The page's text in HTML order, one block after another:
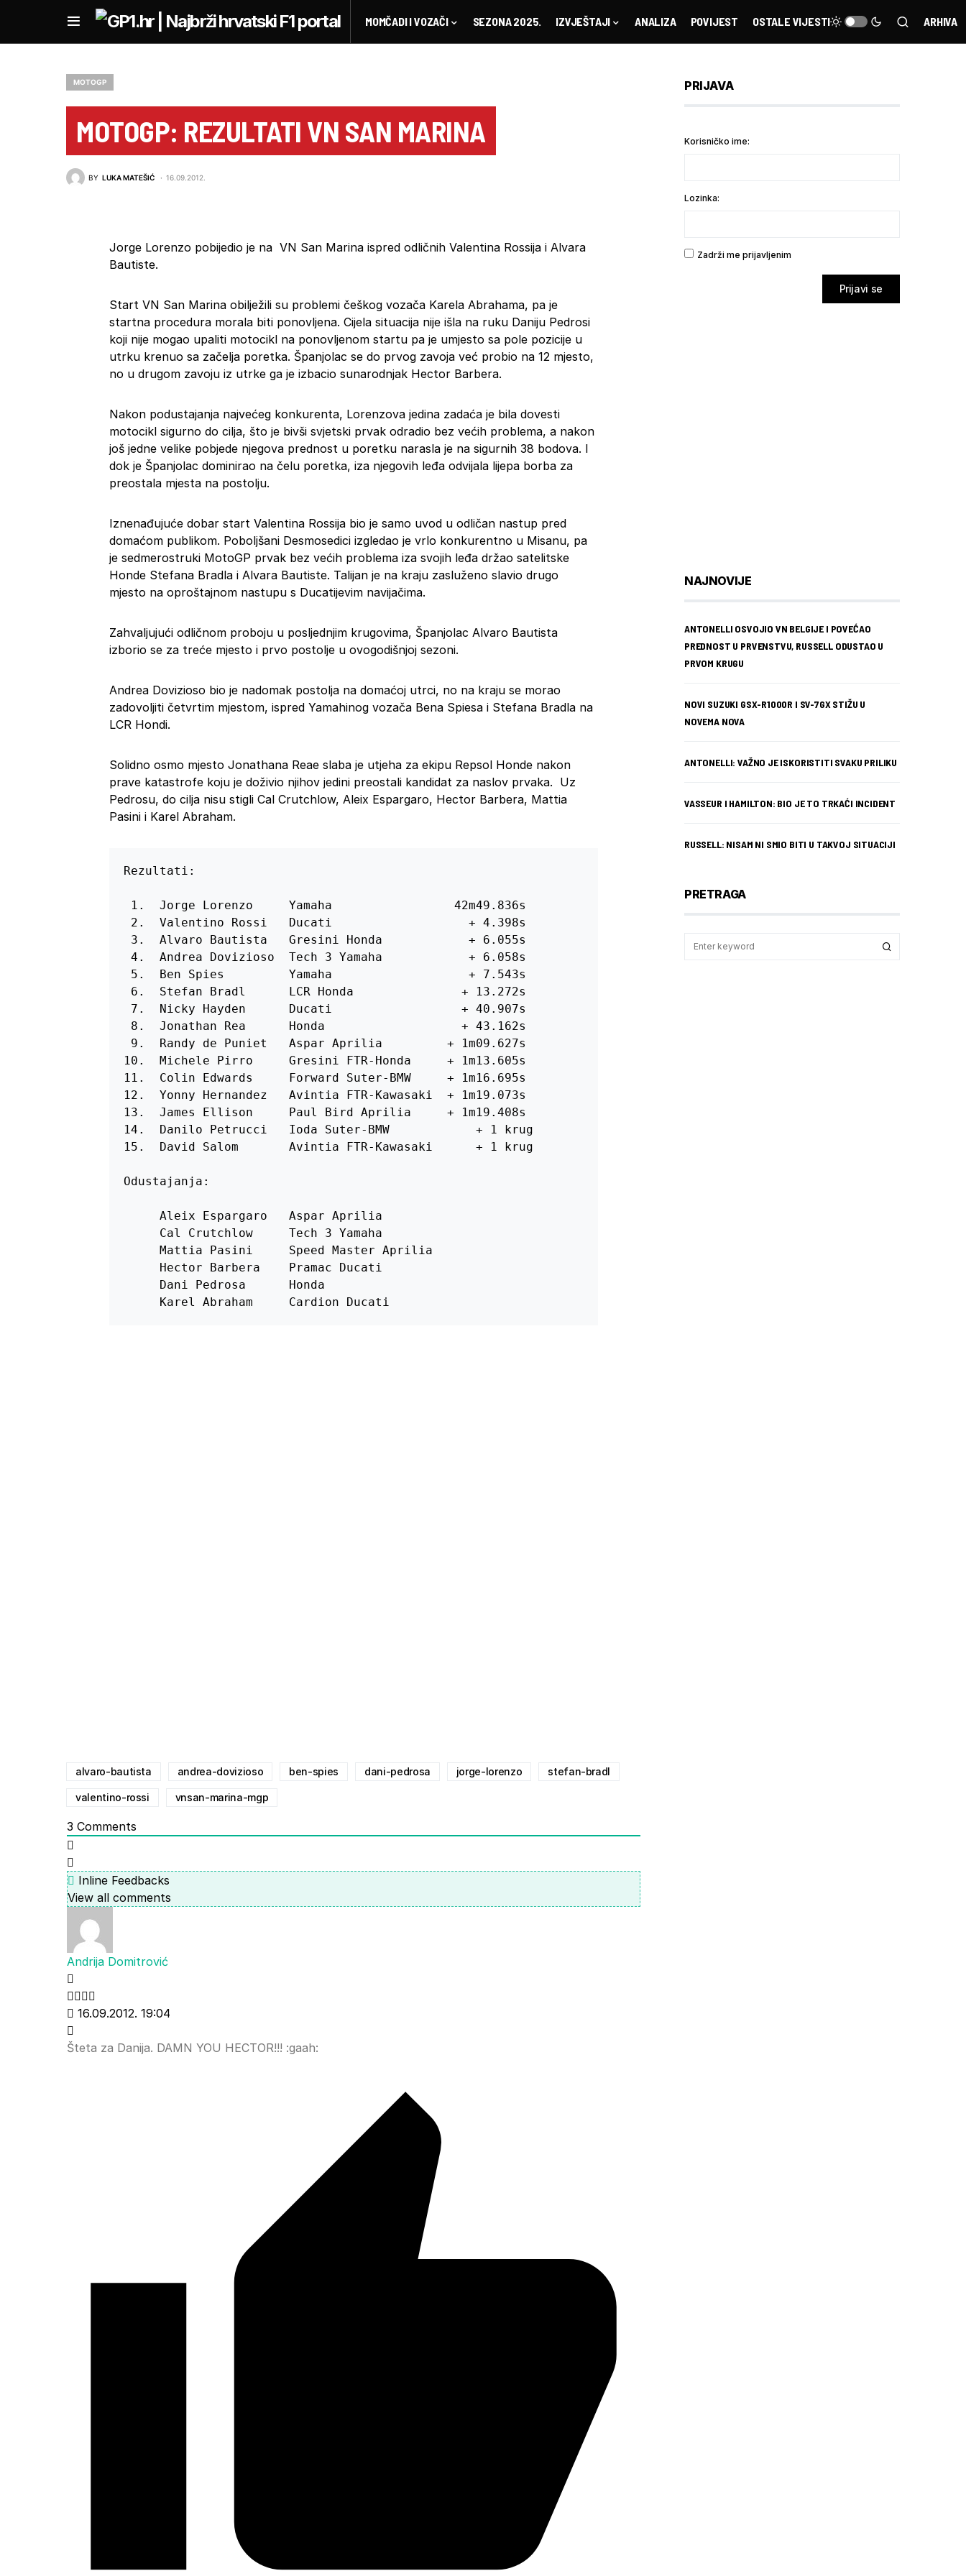
MOMČADI I VOZAČI SEZONA 2025. IZVJEŠTAJI ANALIZA POVIJEST OSTALE VIJESTI ARHIVA
MOTOGP
MOTOGP: REZULTATI VN SAN MARINA
BY LUKA MATEŠIĆ 16.09.2012.
Jorge Lorenzo pobijedio je na VN San Marina ispred odličnih Valentina Rossija i Alvara
Bautiste.
Start VN San Marina obilježili su problemi češkog vozača Karela Abrahama, pa je
startna procedura morala biti ponovljena. Cijela situacija nije išla na ruku Daniju Pedrosi
koji nije mogao upaliti motocikl na ponovljenom startu pa je umjesto sa pole pozicije u
utrku krenuo sa začelja poretka. Španjolac se do prvog zavoja već probio na 12 mjesto,
no u drugom zavoju iz utrke ga je izbacio sunarodnjak Hector Barbera.
Nakon podustajanja najvećeg konkurenta, Lorenzova jedina zadaća je bila dovesti
motocikl sigurno do cilja, što je bivši svjetski prvak odradio bez većih problema, a nakon
još jedne velike pobjede njegova prednost u poretku narasla je na sigurnih 38 bodova. I
dok je Španjolac dominirao na čelu poretka, iza njegovih leđa odvijala lijepa borba za
preostala mjesta na postolju.
Iznenađujuće dobar start Valentina Rossija bio je samo uvod u odličan nastup pred
domaćom publikom. Poboljšani Desmosedici izgledao je vrlo konkurentno u Misanu, pa
je sedmerostruki MotoGP prvak bez većih problema iza svojih leđa držao satelitske
Honde Stefana Bradla i Alvara Bautiste. Talijan je na kraju zasluženo slavio drugo
mjesto na oproštajnom nastupu s Ducatijevim navijačima.
Zahvaljujući odličnom proboju u posljednjim krugovima, Španjolac Alvaro Bautista
izborio se za treće mjesto i prvo postolje u ovogodišnjoj sezoni.
Andrea Dovizioso bio je nadomak postolja na domaćoj utrci, no na kraju se morao
zadovoljiti četvrtim mjestom, ispred Yamahinog vozača Bena Spiesa i Stefana Bradla na
LCR Hondi.
Solidno osmo mjesto Jonathana Reae slaba je utjeha za ekipu Repsol Honde nakon
prave katastrofe koju je doživio njihov jedini preostali kandidat za naslov prvaka. Uz
Pedrosu, do cilja nisu stigli Cal Crutchlow, Aleix Espargaro, Hector Barbera, Mattia
Pasini i Karel Abraham.
Rezultati:
1.  Jorge Lorenzo     Yamaha                 42m49.836s
2.  Valentino Rossi   Ducati                   + 4.398s
3.  Alvaro Bautista   Gresini Honda            + 6.055s
4.  Andrea Dovizioso  Tech 3 Yamaha            + 6.058s
5.  Ben Spies         Yamaha                   + 7.543s
6.  Stefan Bradl      LCR Honda               + 13.272s
7.  Nicky Hayden      Ducati                  + 40.907s
8.  Jonathan Rea      Honda                   + 43.162s
9.  Randy de Puniet   Aspar Aprilia         + 1m09.627s
10.  Michele Pirro     Gresini FTR-Honda     + 1m13.605s
11.  Colin Edwards     Forward Suter-BMW     + 1m16.695s
12.  Yonny Hernandez   Avintia FTR-Kawasaki  + 1m19.073s
13.  James Ellison     Paul Bird Aprilia     + 1m19.408s
14.  Danilo Petrucci   Ioda Suter-BMW            + 1 krug
15.  David Salom       Avintia FTR-Kawasaki      + 1 krug
Odustajanja:
     Aleix Espargaro   Aspar Aprilia
     Cal Crutchlow     Tech 3 Yamaha
     Mattia Pasini     Speed Master Aprilia
     Hector Barbera    Pramac Ducati
     Dani Pedrosa      Honda
     Karel Abraham     Cardion Ducati
alvaro-bautista andrea-dovizioso ben-spies dani-pedrosa jorge-lorenzo stefan-bradl
valentino-rossi vnsan-marina-mgp
3 Comments
Inline Feedbacks
View all comments
Andrija Domitrović
16.09.2012. 19:04
Šteta za Danija. DAMN YOU HECTOR!!! :gaah:
PRIJAVA
Korisničko ime:
Lozinka:
Zadrži me prijavljenim
Prijavi se
NAJNOVIJE
ANTONELLI OSVOJIO VN BELGIJE I POVEĆAO
PREDNOST U PRVENSTVU, RUSSELL ODUSTAO U
PRVOM KRUGU
NOVI SUZUKI GSX-R1000R I SV-7GX STIŽU U
NOVEMA NOVA
ANTONELLI: VAŽNO JE ISKORISTITI SVAKU PRILIKU
VASSEUR I HAMILTON: BIO JE TO TRKAĆI INCIDENT
RUSSELL: NISAM NI SMIO BITI U TAKVOJ SITUACIJI
PRETRAGA